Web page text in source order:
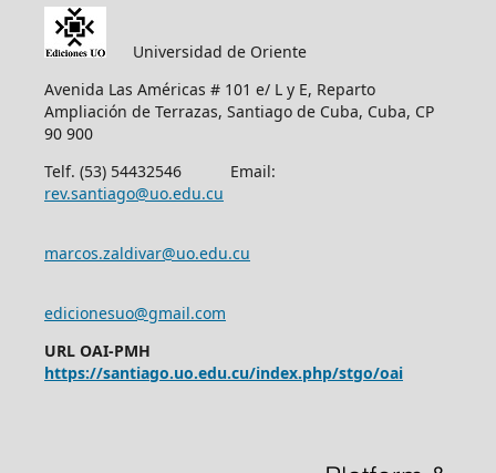
Universidad de Oriente
Avenida Las Américas # 101 e/ L y E, Reparto
Ampliación de Terrazas, Santiago de Cuba, Cuba, CP
90 900
Telf. (53) 54432546 Email:
rev.santiago@uo.edu.cu
marcos.zaldivar@uo.edu.cu
edicionesuo@gmail.com
URL OAI-PMH
https://santiago.uo.edu.cu/index.php/stgo/oai